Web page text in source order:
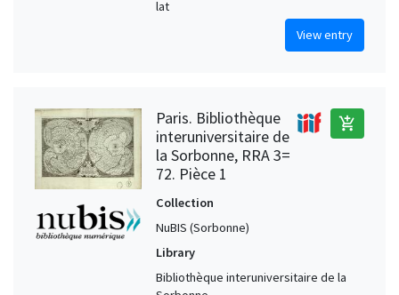
lat
View entry
Paris. Bibliothèque
interuniversitaire de
la Sorbonne, RRA 3=
72. Pièce 1
add_shopping_cart
Collection
NuBIS (Sorbonne)
Library
Bibliothèque interuniversitaire de la